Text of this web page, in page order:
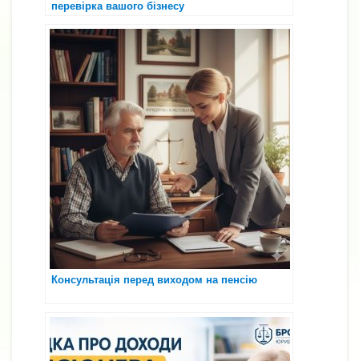
перевірка вашого бізнесу
Консультація перед виходом на пенсію